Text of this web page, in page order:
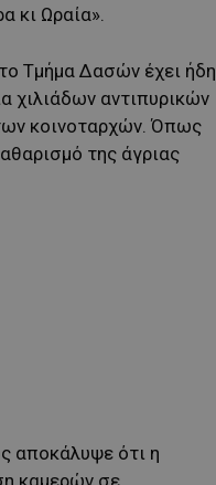
κι Ωραία».
Τμήμα Δασών έχει ήδη
χιλιάδων αντιπυρικών
κοινοταρχών. Όπως
της άγριας
αποκάλυψε ότι η